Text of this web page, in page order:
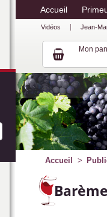
Accueil
Vidéos Jean-
Mon
Accueil